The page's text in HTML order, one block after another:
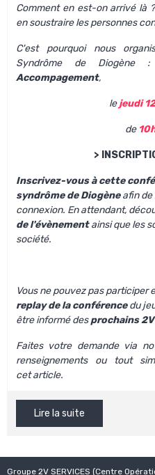
Comment en est-on arrivé là
en soustraire les personnes
C'est pourquoi nous
Syndrôme de Diogène
Accompagement,
lejeudi
de
>
Inscrivez-vous à cette
syndrôme de Diogèneafin de
connexion. En attendant,
de l'évènementainsi que les
société.
Vous ne pouvez pas participer
replay de la conférencedu
être informé desprochains
Faites votre demande via
renseignementsou tout
cet article.
Lire la suite
Groupe 2V SERVICES (Centre